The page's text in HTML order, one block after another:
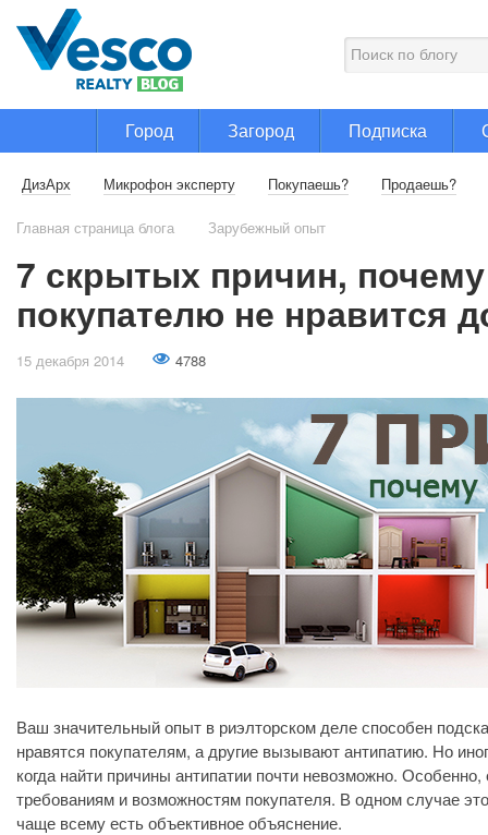
Город Загород Подписка
ДизАрх Микрофон эксперту Покупаешь? Продаешь?
Главная страница блога Зарубежный опыт
7 скрытых причин, почему
покупателю не нравится
15 декабря 2014 4788
Ваш значительный опыт в риэлторском деле способен
нравятся покупателям, а другие вызывают антипатию. Но
когда найти причины антипатии почти невозможно.
требованиям и возможностям покупателя. В одном случае
чаще всему есть объективное объяснение.